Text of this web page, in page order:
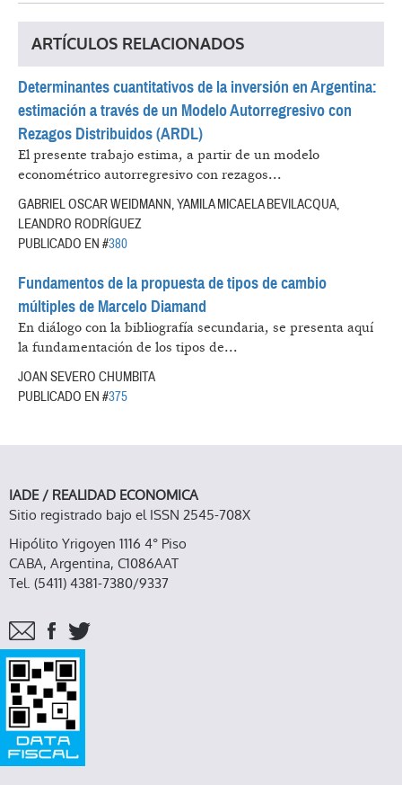
ARTÍCULOS RELACIONADOS
Determinantes cuantitativos de la inversión en Argentina:
estimación a través de un Modelo Autorregresivo con
Rezagos Distribuidos (ARDL)
El presente trabajo estima, a partir de un modelo
econométrico autorregresivo con rezagos...
GABRIEL OSCAR WEIDMANN, YAMILA MICAELA BEVILACQUA,
LEANDRO RODRÍGUEZ
PUBLICADO EN #380
Fundamentos de la propuesta de tipos de cambio
múltiples de Marcelo Diamand
En diálogo con la bibliografía secundaria, se presenta aquí
la fundamentación de los tipos de...
JOAN SEVERO CHUMBITA
PUBLICADO EN #375
IADE / REALIDAD ECONOMICA
Sitio registrado bajo el ISSN 2545-708X
Hipólito Yrigoyen 1116 4° Piso
CABA, Argentina, C1086AAT
Tel. (5411) 4381-7380/9337